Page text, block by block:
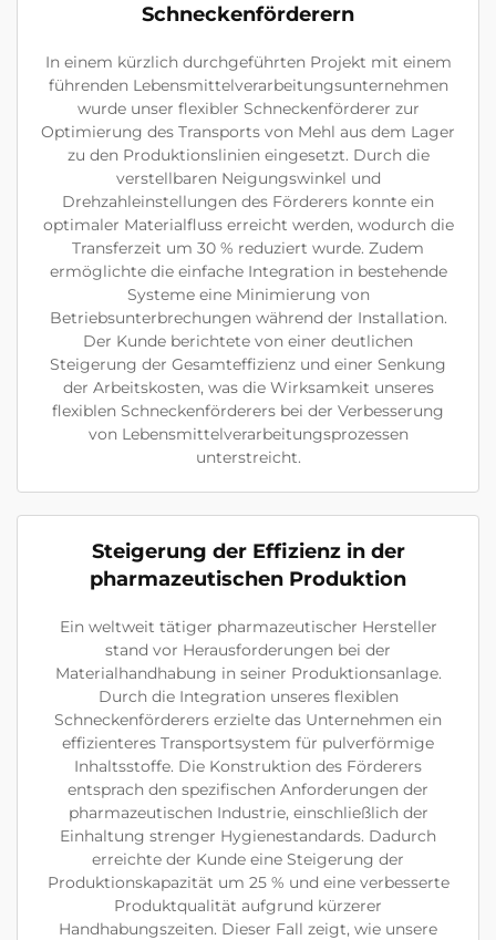
Schneckenförderern
In einem kürzlich durchgeführten Projekt mit einem
führenden Lebensmittelverarbeitungsunternehmen
wurde unser flexibler Schneckenförderer zur
Optimierung des Transports von Mehl aus dem Lager
zu den Produktionslinien eingesetzt. Durch die
verstellbaren Neigungswinkel und
Drehzahleinstellungen des Förderers konnte ein
optimaler Materialfluss erreicht werden, wodurch die
Transferzeit um 30 % reduziert wurde. Zudem
ermöglichte die einfache Integration in bestehende
Systeme eine Minimierung von
Betriebsunterbrechungen während der Installation.
Der Kunde berichtete von einer deutlichen
Steigerung der Gesamteffizienz und einer Senkung
der Arbeitskosten, was die Wirksamkeit unseres
flexiblen Schneckenförderers bei der Verbesserung
von Lebensmittelverarbeitungsprozessen
unterstreicht.
Steigerung der Effizienz in der
pharmazeutischen Produktion
Ein weltweit tätiger pharmazeutischer Hersteller
stand vor Herausforderungen bei der
Materialhandhabung in seiner Produktionsanlage.
Durch die Integration unseres flexiblen
Schneckenförderers erzielte das Unternehmen ein
effizienteres Transportsystem für pulverförmige
Inhaltsstoffe. Die Konstruktion des Förderers
entsprach den spezifischen Anforderungen der
pharmazeutischen Industrie, einschließlich der
Einhaltung strenger Hygienestandards. Dadurch
erreichte der Kunde eine Steigerung der
Produktionskapazität um 25 % und eine verbesserte
Produktqualität aufgrund kürzerer
Handhabungszeiten. Dieser Fall zeigt, wie unsere